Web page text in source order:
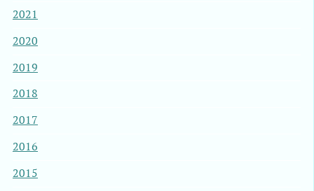
2021
2020
2019
2018
2017
2016
2015